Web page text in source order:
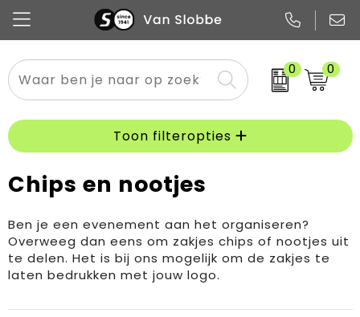
0 0
Alle categorieën
Pennen
Flessen
Mokken en bekers
Meest gekozen
Buitenkleding
Boodschappen- en draagtassen
Zakelijke tassenToon filteropties
Chips en nootjes
Ben je een evenement aan het organiseren?
Overweeg dan eens om zakjes chips of nootjes uit
te delen. Het is bij ons mogelijk om de zakjes te
laten bedrukken met jouw logo.